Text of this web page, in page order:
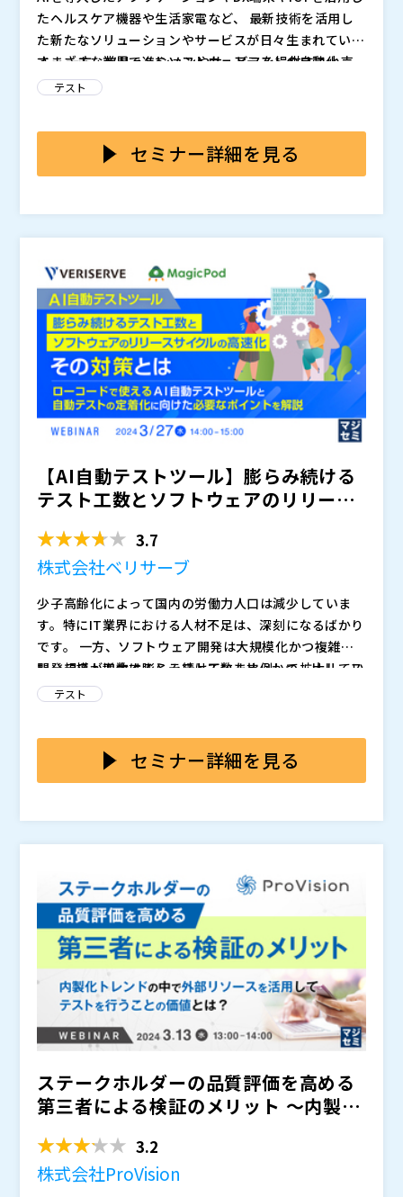
たヘルスケア機器や生活家電など、 最新技術を活用し
た新たなソリューションやサービスが日々生まれていま
す。 一方、ソリューションやサービスを提供する小売
業界、外食業界、ヘルスケア業界や関連する企業では
さまざまな業界で進むソフトウェアテストの自動化。
しかしながら、そのメリットを十分に生かすことができ
実施状況の可視化ができず、状況把握に困っている ・
一元管理ができておらず、取りまとめに時間が取られる
がばらばらで、状況が分かりにくい ・リアルタイムで
状況がつかめず、臨機応変な対応が取れない
ポイントになります。
テスト管理者やテストマネージャーにとって最も重要な
させてしまわないこと。 テスト管理ツールとテスト自
動化ソリューションを連携し導入することで、高いシナ
進捗や品質を可視化できるようになることで、テスト管
理工数の削減にもつながります。 また、テスト資産の
再利用が容易になることで、ソフトウェア品質への対応
も可能になります。 本セミナーでは、ソフトウェア開
発のスピードと品質の向上を両立する テスト管理ツー
ルの活用術とテスト自動化実現のポイントについて分か
りやすく解説いたします。
株式会社ベリサーブ（）
会社（） ※共催、協賛、協力、講演企業は将来的に追
加、削除される可能性があります。
テスト
セミナー詳細を見る
【AI自動テストツール】膨らみ続ける
テスト工数とソフトウェアのリリース
3.7
株式会社ベリサーブ
少子高齢化によって国内の労働力人口は減少していま
す。特にIT業界における人材不足は、深刻になるばかり
です。 一方、ソフトウェア開発は大規模化かつ複雑化
し、テスト工数は膨らみ続けています。かつ、リリース
サイクルの高速化も求められています。
開発規模が増大するとテスト工数も比例して拡大してい
きます。対策として自動テストの導入を取り組もうとし
している企業においても、プログラミングスキルがない
QA担当者が多く、ツールを使いこなせるのかどうかを
るようです。
コードを書いてスクリプトを組み上げるといった作業も
なく、ツールの画面上でUI要素や動作を選択し、簡単に
には、AIが自動で判別してメンテナンスの負担も軽減し
てくれます。 AI自動テストツールを活用した効率的か
第三者検証ベンダーとAI自動テストツールベンダーが解
説します。
三者検証ベンダーです。 第三者検証ベンダーによる支
援の重要性と自動テスト導入のポイントについてご紹介
ザ）の両テストに対応したノーコードテスト 自動化ツ
ールです。直感的なデザインにより初めての方も簡単に
操作可能で、最新AIによる 自動修復がユーザーのメン
テナンス作業を常に助けてくれます。本セッションで
は、すでに500社以上の 企業様に導入済みのMagicPod
の、主要な機能と活用法をご紹介いたします。
株式会社ベリサーブ（）
株式会社MagicPod（）
株式会社オープンソース活用研究所（） マジセミ株式
会社（）
テスト
セミナー詳細を見る
ステークホルダーの品質評価を高める
第三者による検証のメリット 〜内製化
3.2
株式会社ProVision